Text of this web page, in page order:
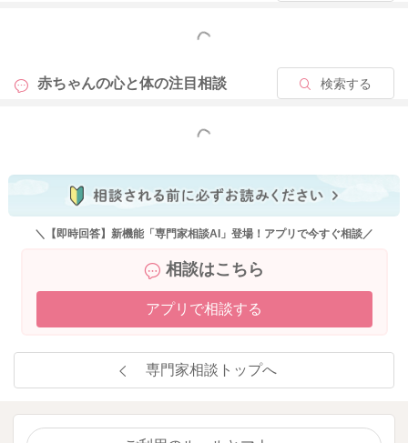
もっと見る
赤ちゃんの心と体の注目相談 検索する
もっと見る
＼【即時回答】新機能「専門家相談AI」登場！アプリで今すぐ相談／
相談はこちら
アプリで相談する
専門家相談トップへ